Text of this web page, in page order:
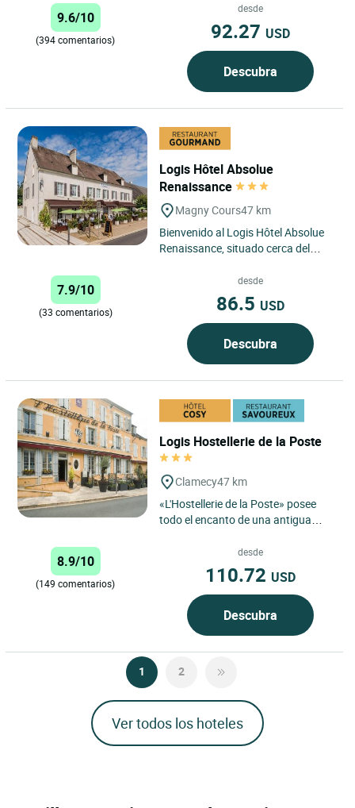
9.6/10
(394 comentarios)
desde
92.27 USD
Descubra
Logis Hôtel Absolue
Renaissance
Magny Cours47 km
Bienvenido al Logis Hôtel Absolue
Renaissance, situado cerca del
uno de los más prestigiosos...
7.9/10
(33 comentarios)
desde
86.5 USD
Descubra
Logis Hostellerie de la Poste
Clamecy47 km
«L'Hostellerie de la Poste» posee
todo el encanto de una antigua
gusto. El chef de nuestro...
8.9/10
(149 comentarios)
desde
110.72 USD
Descubra
1 2
Ver todos los hoteles